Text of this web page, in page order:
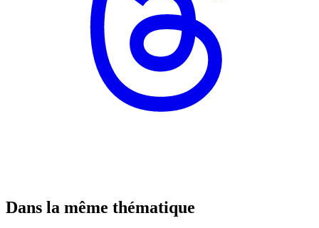
Dans la même thématique